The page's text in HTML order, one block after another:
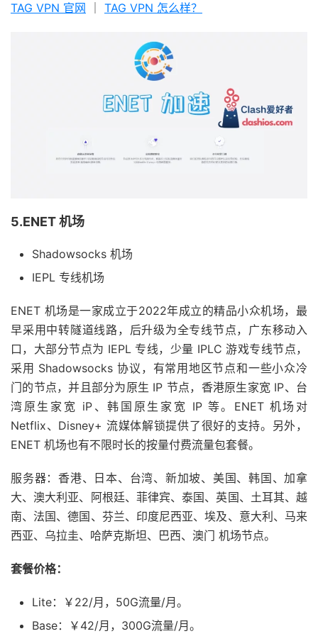
TAG VPN 官网 TAG VPN 怎么样？
5.ENET 机场
Shadowsocks 机场
IEPL 专线机场
ENET 机场是一家成立于2022年成立的精品小众机场，最
早采用中转隧道线路，后升级为全专线节点，广东移动入
口，大部分节点为 IEPL 专线，少量 IPLC 游戏专线节点，
采用 Shadowsocks 协议，有常用地区节点和一些小众冷
门的节点，并且部分为原生 IP 节点，香港原生家宽 IP、台
湾原生家宽 iP、韩国原生家宽 IP 等。ENET 机场对
Netflix、Disney+ 流媒体解锁提供了很好的支持。另外，
ENET 机场也有不限时长的按量付费流量包套餐。
服务器：香港、日本、台湾、新加坡、美国、韩国、加拿
大、澳大利亚、阿根廷、菲律宾、泰国、英国、土耳其、越
南、法国、德国、芬兰、印度尼西亚、埃及、意大利、马来
西亚、乌拉圭、哈萨克斯坦、巴西、澳门 机场节点。
套餐价格：
Lite：￥22/月，50G流量/月。
Base：￥42/月，300G流量/月。